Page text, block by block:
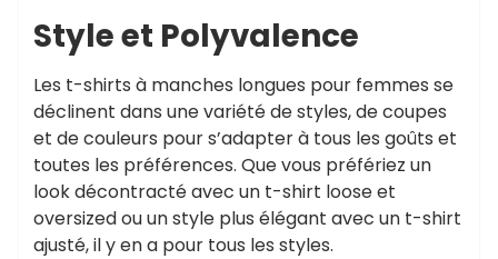
Style et Polyvalence
Les t-shirts à manches longues pour femmes se
déclinent dans une variété de styles, de coupes
et de couleurs pour s’adapter à tous les goûts et
toutes les préférences. Que vous préfériez un
look décontracté avec un t-shirt loose et
oversized ou un style plus élégant avec un t-shirt
ajusté, il y en a pour tous les styles.